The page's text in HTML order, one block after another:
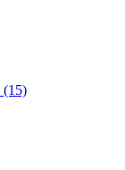
(15)